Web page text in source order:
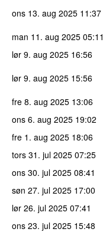
ons 13. aug 2025 11:37
man 11. aug 2025 05:11
lør 9. aug 2025 16:56
lør 9. aug 2025 15:56
fre 8. aug 2025 13:06
ons 6. aug 2025 19:02
fre 1. aug 2025 18:06
tors 31. jul 2025 07:25
ons 30. jul 2025 08:41
søn 27. jul 2025 17:00
lør 26. jul 2025 07:41
ons 23. jul 2025 15:48